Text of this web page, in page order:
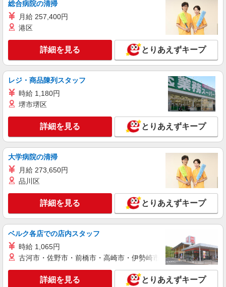
総合病院の清掃
月給 257,400円
港区
詳細を見る とりあえずキープ
レジ・商品陳列スタッフ
時給 1,180円
堺市堺区
詳細を見る とりあえずキープ
大学病院の清掃
月給 273,650円
品川区
詳細を見る とりあえずキープ
ベルク各店での店内スタッフ
時給 1,065円
古河市・佐野市・前橋市・高崎市・伊勢崎市・太田市・館林市
詳細を見る とりあえずキープ